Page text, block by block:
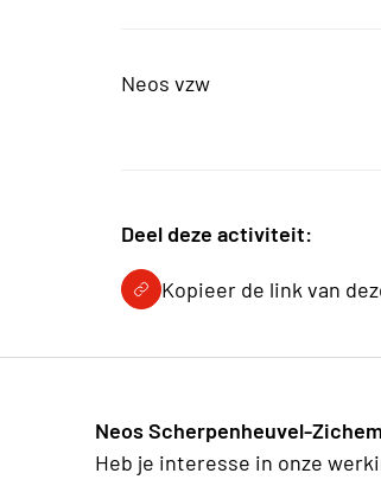
Neos vzw
Deel deze activiteit:
Kopieer de link van
Neos Scherpenheuvel-Zichem
Heb je interesse in onze